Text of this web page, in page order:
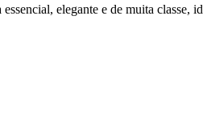
elegante e de muita classe,